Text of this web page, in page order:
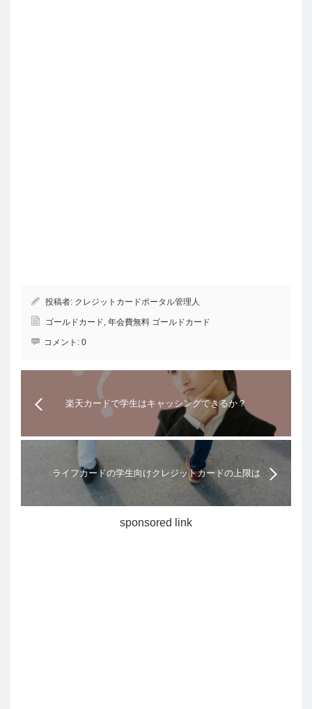
投稿者: クレジットカードポータル管理人
ゴールドカード 年会費無料 ゴールドカード
コメント: 0
楽天カードで学生はキャッシングできるか？
ライフカードの学生向けクレジットカードの上限は
いくら？学生専用ライフカード特典まとめ
sponsored link